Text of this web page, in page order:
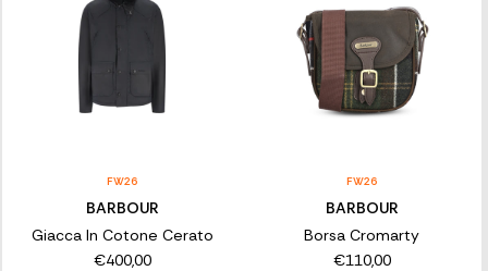
FW26
BARBOUR
Giacca In Cotone Cerato
€400,00
FW26
BARBOUR
Borsa Cromarty
€110,00